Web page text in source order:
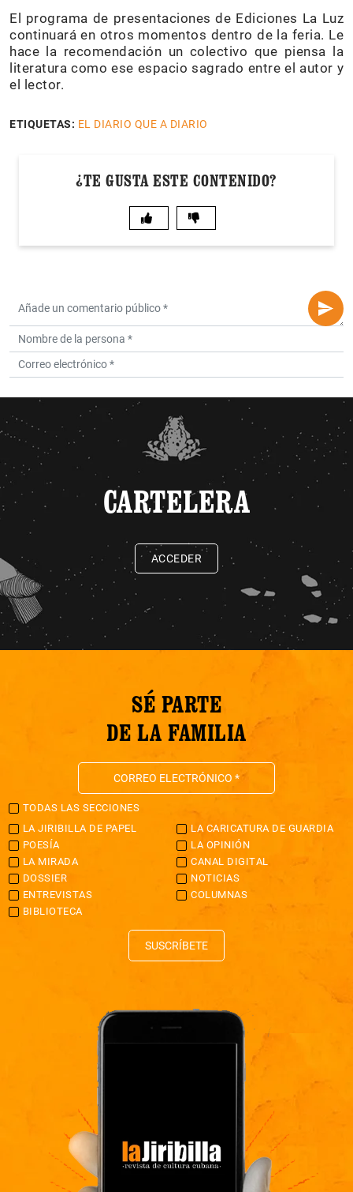
El programa de presentaciones de Ediciones La Luz
continuará en otros momentos dentro de la feria. Le
hace la recomendación un colectivo que piensa la
literatura como ese espacio sagrado entre el autor y
el lector.
ETIQUETAS: EL DIARIO QUE A DIARIO
¿TE GUSTA ESTE CONTENIDO?
CARTELERA
ACCEDER
SÉ PARTE
DE LA FAMILIA
TODAS LAS SECCIONES
LA JIRIBILLA DE PAPEL
LA CARICATURA DE GUARDIA
POESÍA
LA OPINIÓN
LA MIRADA
CANAL DIGITAL
DOSSIER
NOTICIAS
ENTREVISTAS
COLUMNAS
BIBLIOTECA
SUSCRÍBETE